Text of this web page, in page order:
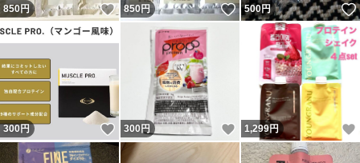
850円 いいね！
850円 いいね！
500円
300円 いいね！
300 円 いいね！
1,299円